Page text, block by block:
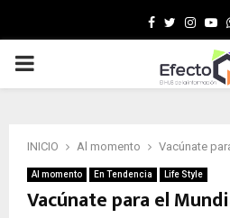
Facebook
Twitter
MENÚ
INICIO Al momento Vacúnate
Al momento En Tendencia Life Style
Vacúnate para el